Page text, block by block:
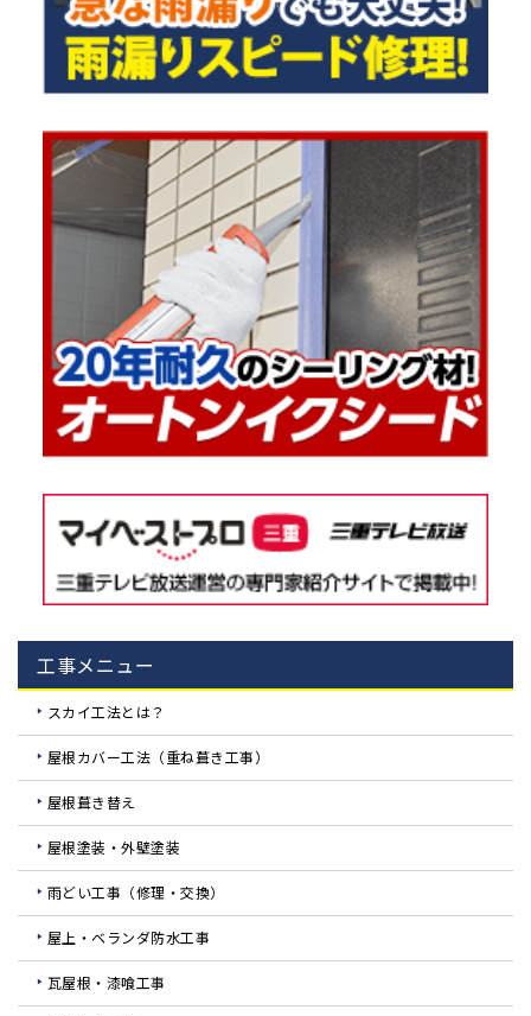
工事メニュー
スカイ工法とは？
屋根カバー工法（重ね葺き工事）
屋根葺き替え
屋根塗装・外壁塗装
雨どい工事（修理・交換）
屋上・ベランダ防水工事
瓦屋根・漆喰工事